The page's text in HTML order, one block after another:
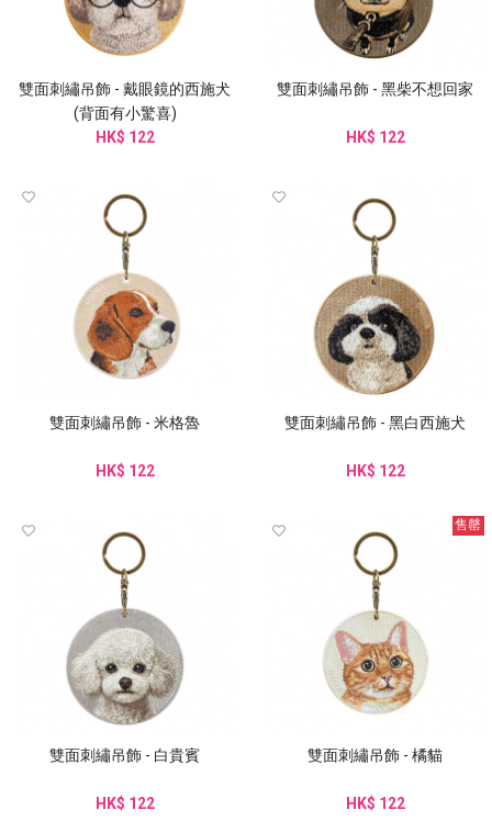
雙面刺繡吊飾 - 戴眼鏡的西施犬
(背面有小驚喜)
HK$ 122
雙面刺繡吊飾 - 黑柴不想回家
HK$ 122
雙面刺繡吊飾 - 米格魯
HK$ 122
雙面刺繡吊飾 - 黑白西施犬
HK$ 122
雙面刺繡吊飾 - 白貴賓
HK$ 122
售罄
雙面刺繡吊飾 - 橘貓
HK$ 122